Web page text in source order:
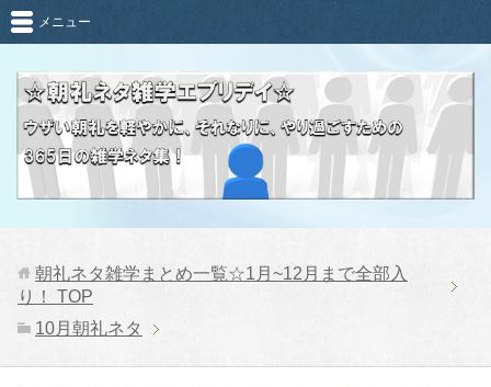
メニュー
朝礼ネタ雑学まとめ一覧☆1月~12月まで全部入
り！
TOP
10月朝礼ネタ